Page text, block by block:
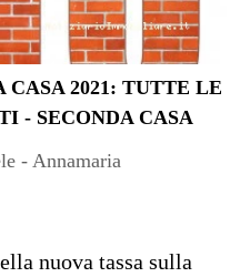
2021: TUTTE LE
- SECONDA CASA
- Annamaria
nuova tassa sulla